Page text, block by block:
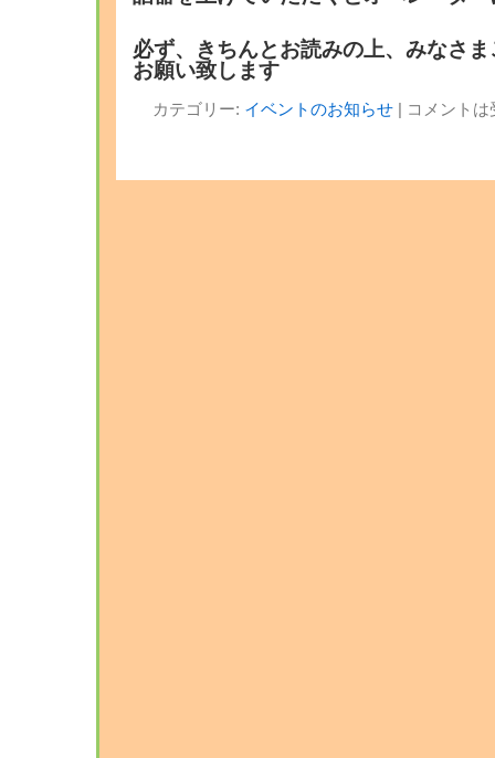
必ず、きちんとお読みの上、みなさ
お願い致します
カテゴリー: イベントのお知らせ| コメント